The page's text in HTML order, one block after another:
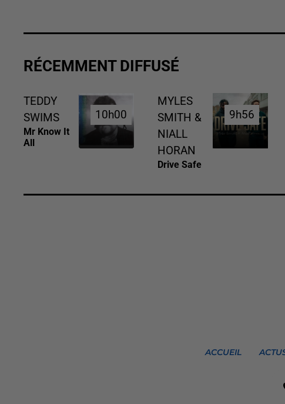
RÉCEMMENT DIFFUSÉ
TEDDY
SWIMS
Mr Know It
All
10h00
10h00
MYLES
SMITH &
NIALL
HORAN
Drive Safe
9h56
9h56
ACCUEIL